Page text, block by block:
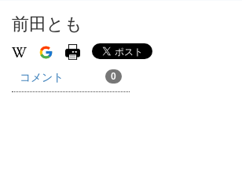
前田とも
コメント 0